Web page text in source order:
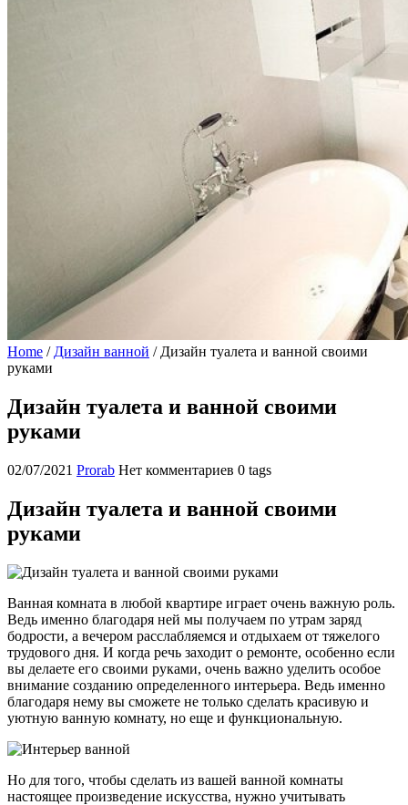
Home / Дизайн ванной / Дизайн туалета и ванной своими
руками
Дизайн туалета и ванной своими
руками
02/07/2021 Prorab Нет комментариев 0 tags
Дизайн туалета и ванной своими
руками
Ванная комната в любой квартире играет очень важную роль.
Ведь именно благодаря ней мы получаем по утрам заряд
бодрости, а вечером расслабляемся и отдыхаем от тяжелого
трудового дня. И когда речь заходит о ремонте, особенно если
вы делаете его своими руками, очень важно уделить особое
внимание созданию определенного интерьера. Ведь именно
благодаря нему вы сможете не только сделать красивую и
уютную ванную комнату, но еще и функциональную.
Но для того, чтобы сделать из вашей ванной комнаты
настоящее произведение искусства, нужно учитывать